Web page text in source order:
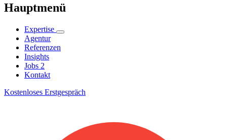
Hauptmenü
Expertise
Agentur
Referenzen
Insights
Jobs 2
Kontakt
Kostenloses Erstgespräch